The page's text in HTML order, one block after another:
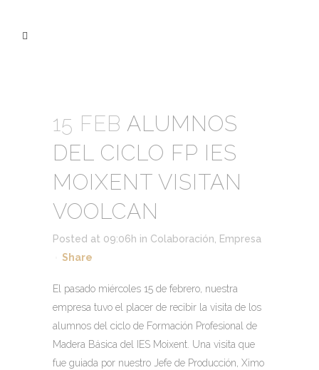
15 FEB ALUMNOS
DEL CICLO FP IES
MOIXENT VISITAN
VOOLCAN
Posted at 09:06h in Colaboración
Empresa
Share
El pasado miércoles 15 de febrero, nuestra
empresa tuvo el placer de recibir la visita de los
alumnos del ciclo de Formación Profesional de
Madera Básica del IES Moixent. Una visita que
fue guiada por nuestro Jefe de Producción, Ximo